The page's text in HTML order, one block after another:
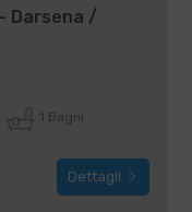
Darsena /
1 Bagni
Dettagli